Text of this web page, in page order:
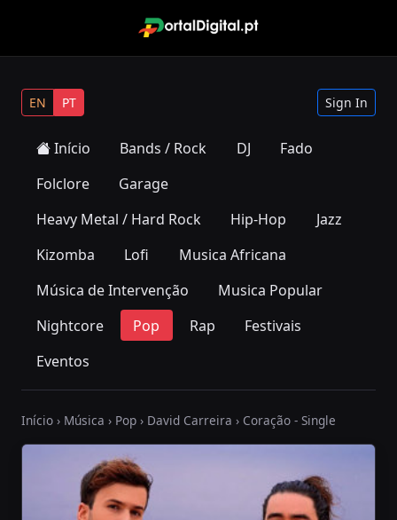
EN PT Sign In
Início Bands / Rock DJ
Fado
Folclore
Garage
Heavy Metal / Hard Rock
Hip-Hop
Jazz
Kizomba
Lofi
Musica Africana
Música de Intervenção
Musica Popular
Nightcore
Pop Rap
Festivais
Eventos
Início › Música › Pop › David Carreira › Coração - Single